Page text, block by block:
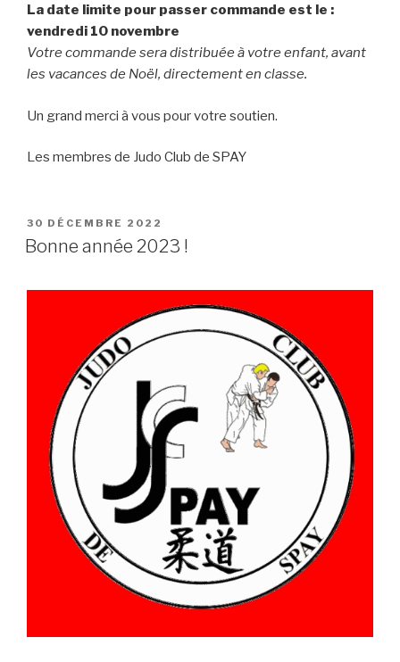
La date limite pour passer commande est le :
vendredi 10 novembre
Votre commande sera distribuée à votre enfant, avant
les vacances de Noël, directement en classe.
Un grand merci à vous pour votre soutien.
Les membres de Judo Club de SPAY
PUBLIÉ
LE
30 DÉCEMBRE 2022
Bonne année 2023 !